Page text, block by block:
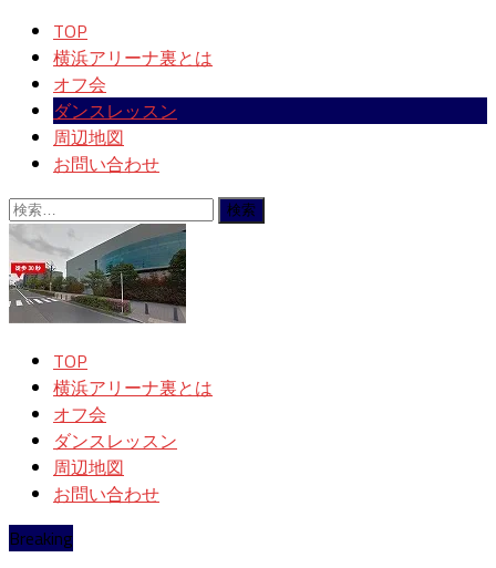
TOP
横浜アリーナ裏とは
オフ会
ダンスレッスン
周辺地図
お問い合わせ
検
索:
TOP
横浜アリーナ裏とは
オフ会
ダンスレッスン
周辺地図
お問い合わせ
Breaking